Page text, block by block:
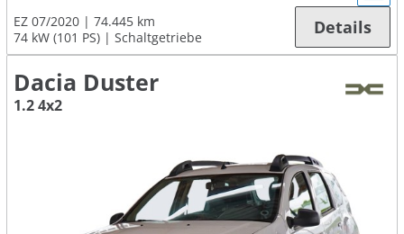
EZ 07/2020
74.445 km
74 kW (101 PS)
Schaltgetriebe Details
Dacia Duster
1.2 4x2